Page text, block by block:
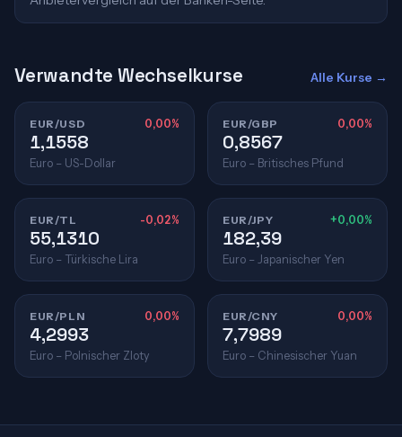
Verwandte Wechselkurse Alle Kurse →
EUR/USD 0,00%
1,1558
Euro – US-Dollar
EUR/GBP 0,00%
0,8567
Euro – Britisches Pfund
EUR/TL -0,02%
55,1310
Euro – Türkische Lira
EUR/JPY +0,00%
182,39
Euro – Japanischer Yen
EUR/PLN 0,00%
4,2993
Euro – Polnischer Zloty
EUR/CNY 0,00%
7,7989
Euro – Chinesischer Yuan